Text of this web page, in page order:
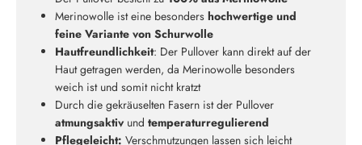
Merinowolle ist eine besonders hochwertige und
feine Variante von Schurwolle
Hautfreundlichkeit: Der Pullover kann direkt auf der
Haut getragen werden, da Merinowolle besonders
weich ist und somit nicht kratzt
Durch die gekräuselten Fasern ist der Pullover
atmungsaktivund temperaturregulierend
Pflegeleicht: Verschmutzungen lassen sich leicht
Neu hier?
Melde dich jetzt für unseren Newsletter an und erhalte einen 10%